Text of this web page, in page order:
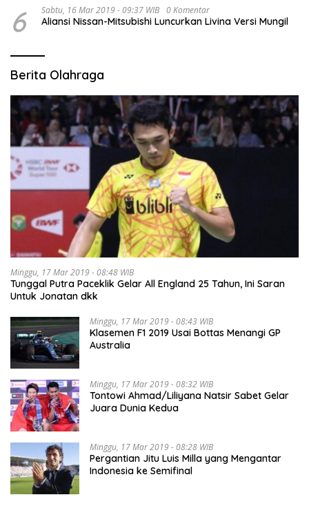
6 Sabtu, 16 Mar 2019 - 09:37 WIB 0 Komentar
Aliansi Nissan-Mitsubishi Luncurkan Livina Versi Mungil
Berita Olahraga
Minggu, 17 Mar 2019 - 08:48 WIB
Tunggal Putra Paceklik Gelar All England 25 Tahun, Ini Saran
Untuk Jonatan dkk
Minggu, 17 Mar 2019 - 08:43 WIB
Klasemen F1 2019 Usai Bottas Menangi GP
Australia
Minggu, 17 Mar 2019 - 08:32 WIB
Tontowi Ahmad/Liliyana Natsir Sabet Gelar
Juara Dunia Kedua
Minggu, 17 Mar 2019 - 08:28 WIB
Pergantian Jitu Luis Milla yang Mengantar
Indonesia ke Semifinal